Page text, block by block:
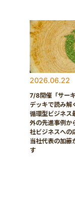
2026.06.22
7/8開催「サー
デッキで読み解
循環型ビジネス
外の先進事例か
社ビジネスへの
当社代表の加藤
す